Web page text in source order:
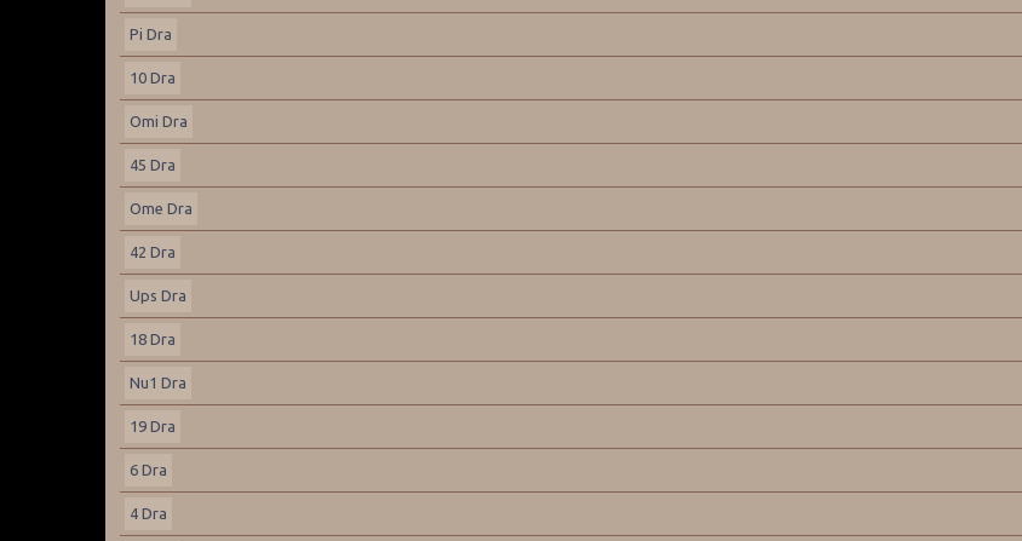
Pi Dra
10 Dra
Omi Dra
45 Dra
Ome Dra
42 Dra
Ups Dra
18 Dra
Nu1 Dra
19 Dra
6 Dra
4 Dra